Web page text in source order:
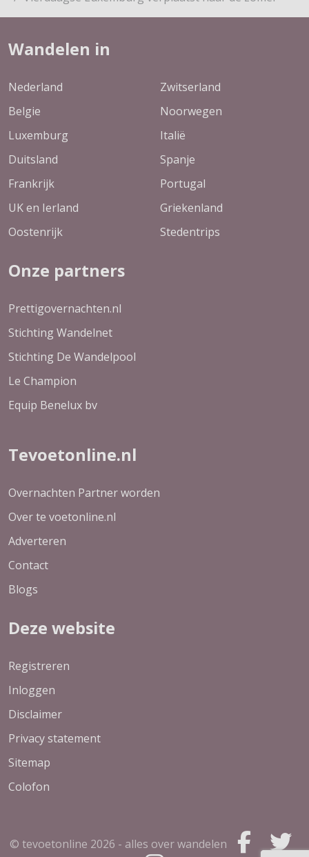
Wandelen in
Nederland
Belgie
Luxemburg
Duitsland
Frankrijk
UK en Ierland
Oostenrijk
Zwitserland
Noorwegen
Italië
Spanje
Portugal
Griekenland
Stedentrips
Onze partners
Prettigovernachten.nl
Stichting Wandelnet
Stichting De Wandelpool
Le Champion
Equip Benelux bv
Tevoetonline.nl
Overnachten Partner worden
Over te voetonline.nl
Adverteren
Contact
Blogs
Deze website
Registreren
Inloggen
Disclaimer
Privacy statement
Sitemap
Colofon
© tevoetonline 2026 - alles over wandelen